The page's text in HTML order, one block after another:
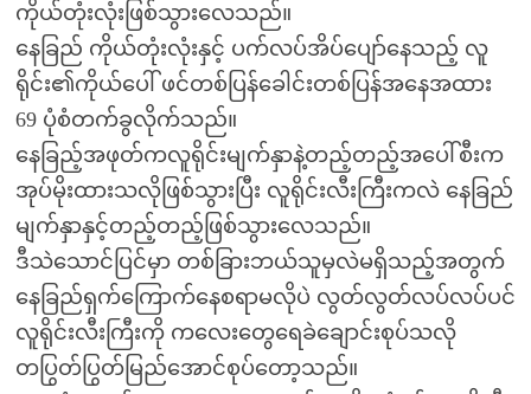
ကိုယ်တုံးလုံးဖြစ်သွားလေသည်။
နေခြည် ကိုယ်တုံးလုံးနှင့် ပက်လပ်အိပ်ပျော်နေသည့် လူ
ရိုင်း၏ကိုယ်ပေါ် ဖင်တစ်ပြန်ခေါင်းတစ်ပြန်အနေအထား
69 ပုံစံတက်ခွလိုက်သည်။
နေခြည့်အဖုတ်ကလူရိုင်းမျက်နှာနဲ့တည့်တည့်အပေါ်စီးက
အုပ်မိုးထားသလိုဖြစ်သွားပြီး လူရိုင်းလီးကြီးကလဲ နေခြည်
မျက်နှာနှင့်တည့်တည့်ဖြစ်သွားလေသည်။
ဒီသဲသောင်ပြင်မှာ တစ်ခြားဘယ်သူမှလဲမရှိသည့်အတွက်
နေခြည်ရှက်ကြောက်နေစရာမလိုပဲ လွတ်လွတ်လပ်လပ်ပင်
လူရိုင်းလီးကြီးကို ကလေးတွေရေခဲချောင်းစုပ်သလို
တပြွတ်ပြွတ်မြည်အောင်စုပ်တော့သည်။